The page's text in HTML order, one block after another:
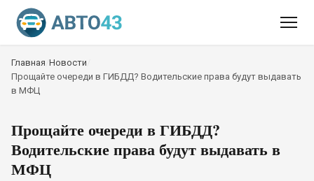
Главная Новости
Прощайте очереди в ГИБДД? Водительские права будут выдавать
в МФЦ
Прощайте очереди в ГИБДД?
Водительские права будут выдавать в
МФЦ